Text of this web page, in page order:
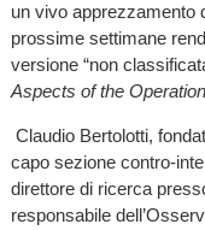
un vivo apprezzamento
prossime settimane
versione “non
Aspects of the
Claudio Bertolotti,
capo sezione contro-
direttore di ricerca
responsabile